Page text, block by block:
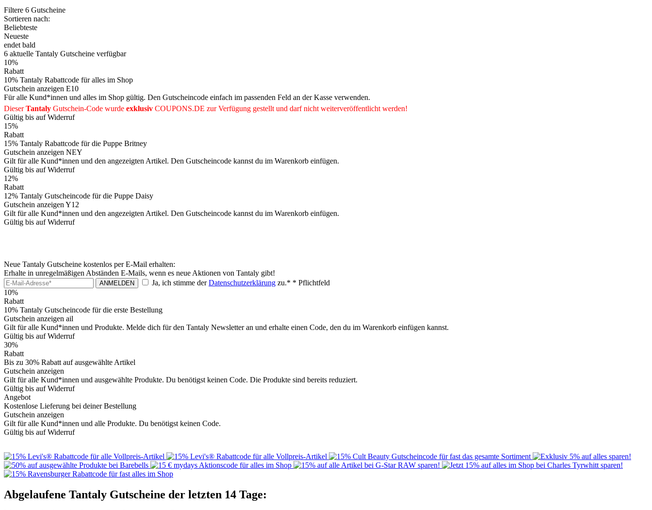
Filtere 6 Gutscheine
Sortieren nach:
Beliebteste
Neueste
endet bald
6 aktuelle Tantaly Gutscheine verfügbar
10%
Rabatt
10% Tantaly Rabattcode für alles im Shop
Gutschein anzeigen E10
Für alle Kund*innen und alles im Shop gültig. Den Gutscheincode einfach im passenden Feld an der Kasse verwenden.
DieserTantaly Gutschein-Code wurde exklusiv COUPONS.DE zur Verfügung gestellt und darf nicht weiterveröffentlicht werden!
Gültig bis auf Widerruf
15%
Rabatt
15% Tantaly Rabattcode für die Puppe Britney
Gutschein anzeigen NEY
Gilt für alle Kund*innen und den angezeigten Artikel. Den Gutscheincode kannst du im Warenkorb einfügen.
Gültig bis auf Widerruf
12%
Rabatt
12% Tantaly Gutscheincode für die Puppe Daisy
Gutschein anzeigen Y12
Gilt für alle Kund*innen und den angezeigten Artikel. Den Gutscheincode kannst du im Warenkorb einfügen.
Gültig bis auf Widerruf
Neue Tantaly Gutscheine kostenlos per E-Mail erhalten:
Erhalte in unregelmäßigen Abständen E-Mails, wenn es neue Aktionen von Tantaly gibt!
ANMELDEN Ja, ich stimme derDatenschutzerklärung zu.* * Pflichtfeld
10%
Rabatt
10% Tantaly Gutscheincode für die erste Bestellung
Gutschein anzeigen ail
Gilt für alle Kund*innen und Produkte. Melde dich für den Tantaly Newsletter an und erhalte einen Code, den du im Warenkorb einfügen kannst.
Gültig bis auf Widerruf
30%
Rabatt
Bis zu 30% Rabatt auf ausgewählte Artikel
Gutschein anzeigen
Gilt für alle Kund*innen und ausgewählte Produkte. Du benötigst keinen Code. Die Produkte sind bereits reduziert.
Gültig bis auf Widerruf
Angebot
Kostenlose Lieferung bei deiner Bestellung
Gutschein anzeigen
Gilt für alle Kund*innen und alle Produkte. Du benötigst keinen Code.
Gültig bis auf Widerruf
Abgelaufene Tantaly Gutscheine der letzten 14 Tage: